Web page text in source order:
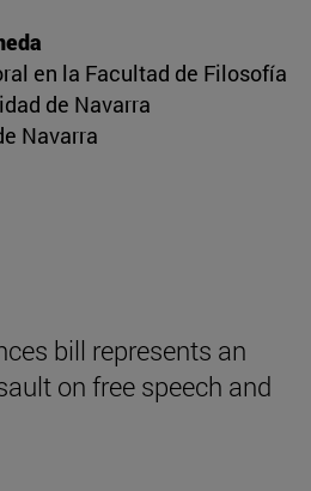
en la Facultad de Filosofía
de Navarra
Navarra
bill represents an
on free speech and